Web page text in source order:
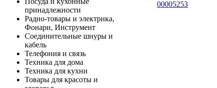
принадлежности
Радио-товары и электрика,
Фонари, Инструмент
Соединительные шнуры и
кабель
Телефония и связь
Техника для дома
Техника для кухни
Товары для красоты и